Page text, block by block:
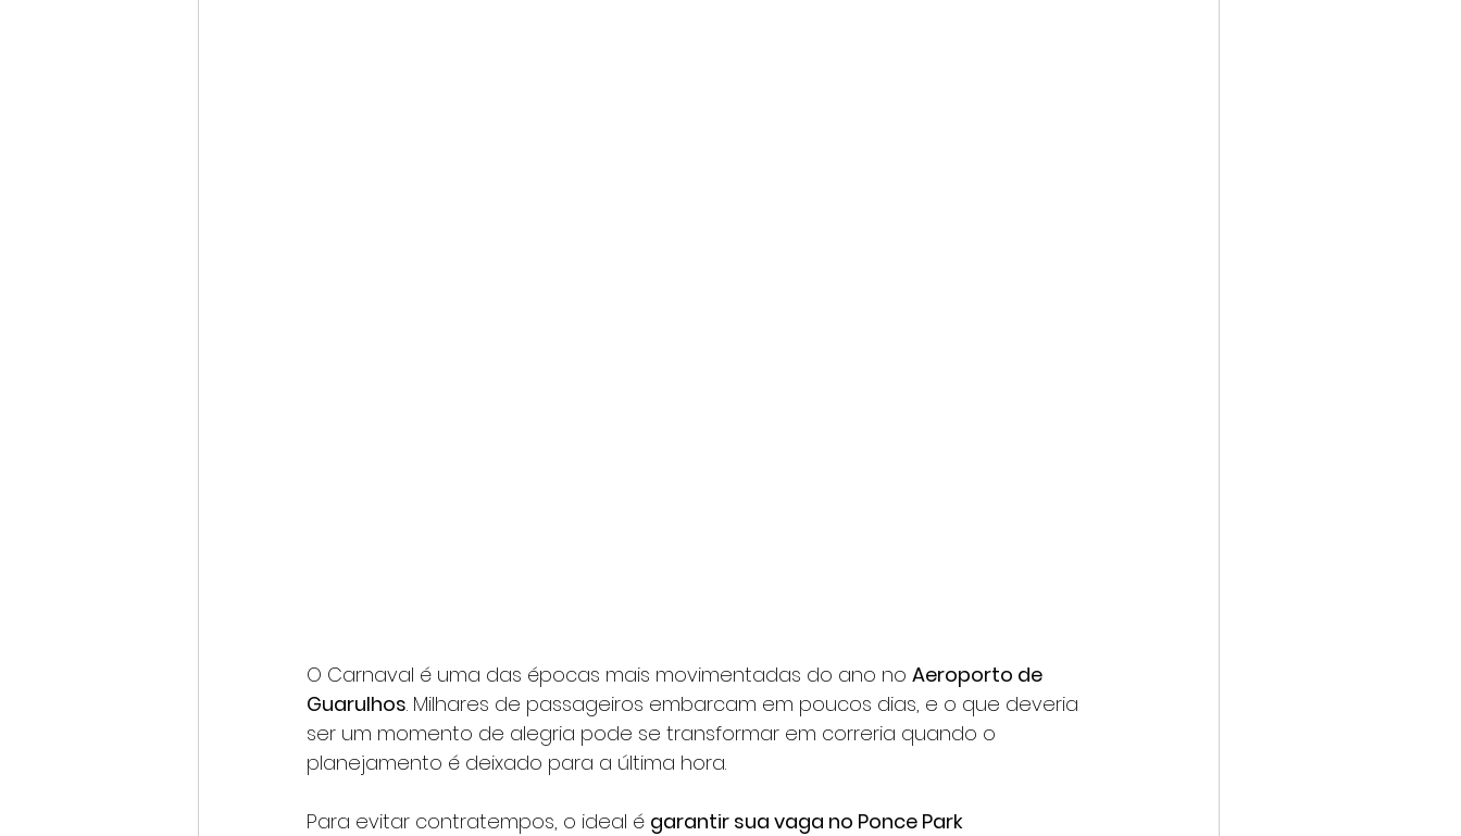
O Carnaval é uma das épocas mais movimentadas do ano no Aeroporto de
Guarulhos. Milhares de passageiros embarcam em poucos dias, e o que deveria
ser um momento de alegria pode se transformar em correria quando o
planejamento é deixado para a última hora.
Para evitar contratempos, o ideal é garantir sua vaga no Ponce Park